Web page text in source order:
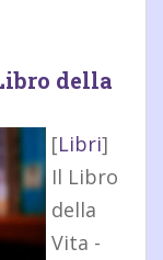
della
[Libri]
Il Libro
della
Vita -